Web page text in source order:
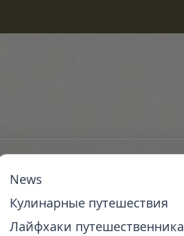
News
Кулинарные путешествия
Лайфхаки путешественника